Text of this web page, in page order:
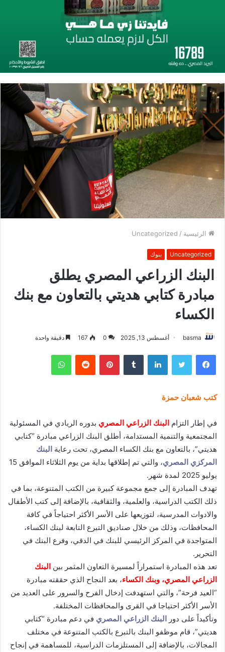
الرئيسية /
Uncategorized
Uncategorized بنوك
البنك الزراعي المصري يطلق
مبادرة كتابي هديتي بالتعاون مع بنك
الكساء
basma أغسطس 13, 2025 0
167 دقيقة واحدة
فيسبوك تويتر لينكدإن بينتيريست واتساب
كتب شعبان حمزة
في إطار التزام البنك الزراعي المصري بدوره الريادي في المسئولية
المجتمعية والتنمية المستدامة، أطلق البنك الزراعي مبادرة “كتابي
هديتي”، بالتعاون مع بنك الكساء المصري، تحت رعاية البنك
المركزي المصري
، والتي تم إطلاقها بداية من يوم الثلاثاء الموافق 15
يوليو 2025 لمدة شهر.
تهدف المبادرة إلى جمع مجموعة كبيرة من الكتب المتنوعة، بما في
ذلك الكتب الدراسية، والعلمية، والثقافية، بالإضافة إلى كتب الأطفال
والادوات المدرسية، لتوزيعها على الأسر الأكثر احتياجاً في كافة
المحافظات، وذلك من خلال صناديق التبرع التابعة لبنك الكساء،
المتواجدة في المركز الرئيسي للبنك في الدقي، وفرع البنك في
التحرير.
تعد هذه المبادرة استمراراً لمسيرة التعاون المثمر بين البنك
الزراعي المصري، وبنك الكساء، بعد النجاح الذي حققته مبادرة
“العيد فرحة”، والتي استهدفت إدخال الفرح والسرور على العديد من
الأسر الأكثر احتياجا في القرى والمحافظات المختلفة.
وتأكيداً على دور البنك الزراعي المصري في دعم مبادرة “كتابي
هديتي”، قام موظفو البنك بالتبرع بالكتب المتنوعة في مختلف
المجالات، بالإضافة إلى المستلزمات الدراسية، للمساهمة في إنجاح